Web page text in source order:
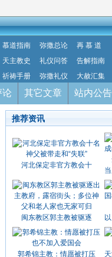
慕道指南 弥撒总论 再 慕 道
天主教史 礼仪问答 告解指南
祈祷手册 弥撒礼仪 大赦汇集
论 其它文章 站内公告
推荐资讯
河北保定非官方教会十
闽东教区郭主教被驱逐
郭希锦主教：情愿被打压